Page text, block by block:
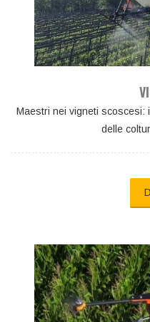
Maestri nei vigneti scoscesi:
delle